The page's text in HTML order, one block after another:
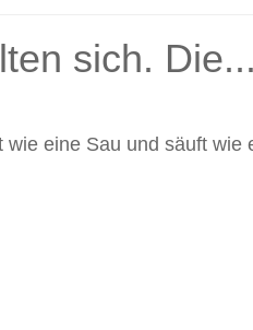
sich. Die...
eine Sau und säuft